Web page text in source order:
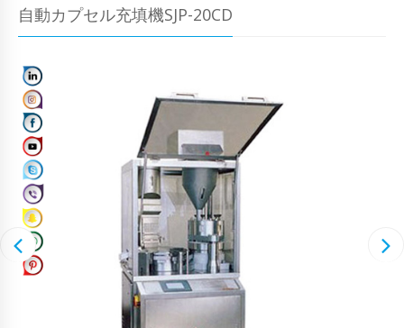
自動カプセル充填機SJP-20CD